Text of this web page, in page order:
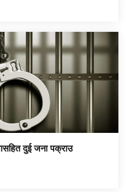
दुई जना पक्राउ